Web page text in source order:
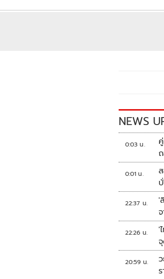
NEWS
0:03 น.
0:01 น.
22:37 น.
'
22:26 น.
'
'
20:59 น.